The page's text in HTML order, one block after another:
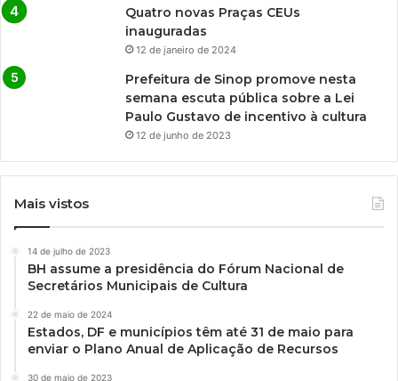
Quatro novas Praças CEUs
inauguradas
12 de janeiro de 2024
Prefeitura de Sinop promove nesta
semana escuta pública sobre a Lei
Paulo Gustavo de incentivo à cultura
12 de junho de 2023
Mais vistos
14 de julho de 2023
BH assume a presidência do Fórum Nacional de
Secretários Municipais de Cultura
22 de maio de 2024
Estados, DF e municípios têm até 31 de maio para
enviar o Plano Anual de Aplicação de Recursos
30 de maio de 2023